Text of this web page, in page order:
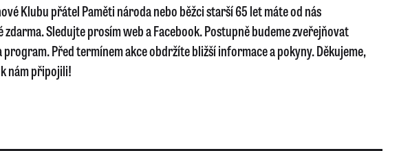
Klubu přátel Paměti národa nebo běžci starší 65 let máte od nás
Sledujte prosím web a Facebook. Postupně budeme zveřejňovat
program. Před termínem akce obdržíte bližší informace a pokyny. Děkujeme,
nám připojili!